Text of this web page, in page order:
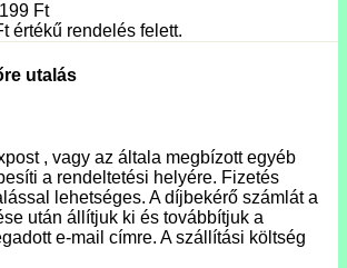
Ft
értékű rendelés felett.
utalás
, vagy az általa megbízott egyéb
a rendeltetési helyére. Fizetés
lehetséges. A díjbekérő számlát a
után állítjuk ki és továbbítjuk a
e-mail címre. A szállítási költség